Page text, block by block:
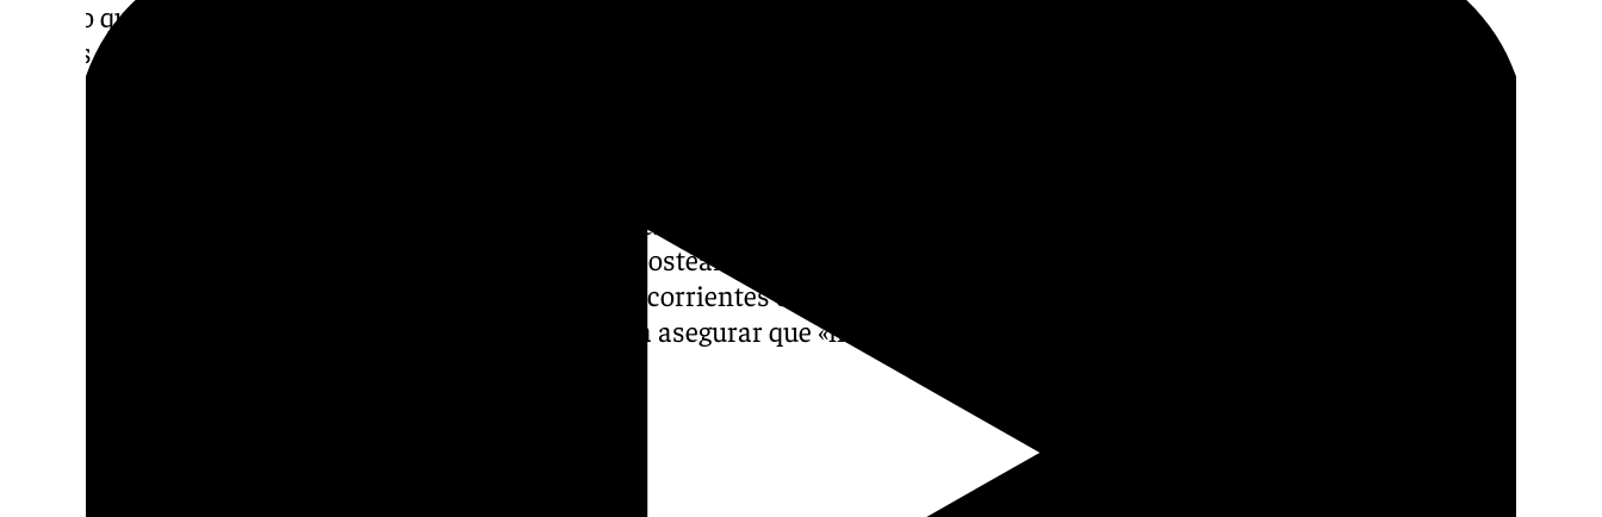
tiempo que he sido presidente o secretario general del partido, todos los
fondos provenientes de la asignación a grupos políticos se han dedicado
a gastos corrientes del partido político. Ni un solo euro ha ido a parar
se pudieran gastar en retribuciones, en salarios, en personal, o que se
hiciera adquisición de patrimonio»; pero sí permitía costear con cargo a
las asignaciones a los grupos institucionales «gastos corrientes del
funcionamiento» de los mismos; lo que le ha llevado a asegurar que «no